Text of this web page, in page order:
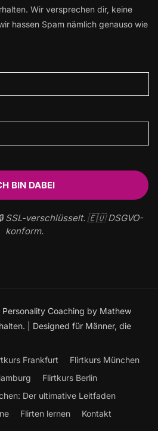
Wir versprechen dir, keine
hassen Spam nämlich genauso wie
SSL-verschlüsselt. 🇪🇺 DSGVO-
konform.
Coaching by Mathew
| Designed für Männer, die
Frankfurt
Flirtkurs München
Flirtkurs Berlin
Der ultimative Leitfaden
Flirten lernen Kontakt